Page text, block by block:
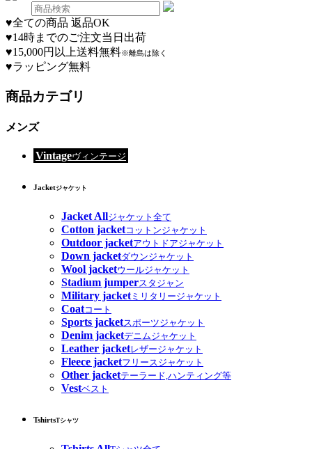
♥全ての商品 返品OK
♥14時までのご注文当日出荷
♥15,000円以上送料無料※離島は除く
♥ラッピング無料
商品カテゴリ
メンズ
Vintageヴィンテージ
Jacketジャケット
Jacket Allジャケット全て
Cotton jacketコットンジャケット
Outdoor jacketアウトドアジャケット
Down jacketダウンジャケット
Wool jacketウールジャケット
Stadium jumperスタジャン
Military jacketミリタリージャケット
Coatコート
Sports jacketスポーツジャケット
Denim jacketデニムジャケット
Leather jacketレザージャケット
Fleece jacketフリースジャケット
Other jacketテーラード,ハンティング等
Vestベスト
TshirtsTシャツ